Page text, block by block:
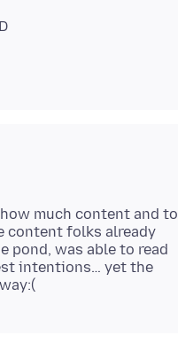
much content and to
content folks already
pond, was able to read
intentions… yet the